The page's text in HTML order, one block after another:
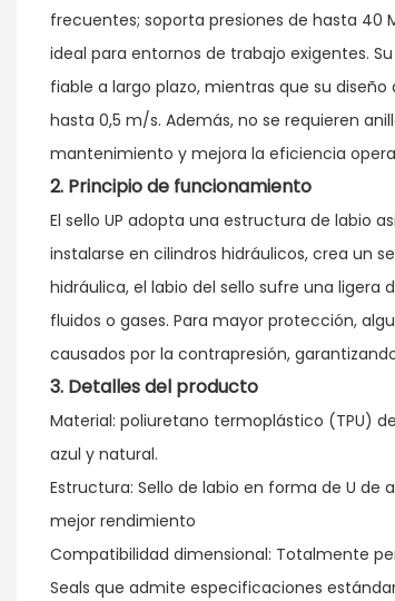
frecuentes; soporta presiones de hasta 40
ideal para entornos de trabajo exigentes.
fiable a largo plazo, mientras que su
hasta 0,5 m/s. Además, no se requieren
mantenimiento y mejora la eficiencia
2. Principiode funcionamiento
El sello UP adopta una estructura de labio
instalarse en cilindros hidráulicos, crea un
hidráulica, el labio del sello sufre una
fluidos o gases. Para mayor protección,
causados ​​por la contrapresión,
3. Detallesdel producto
Material: poliuretano termoplástico (TPU)
azul y natural.
Estructura: Sello de labio en forma de U
mejor rendimiento
Compatibilidad dimensional: Totalmente
Seals que admite especificaciones